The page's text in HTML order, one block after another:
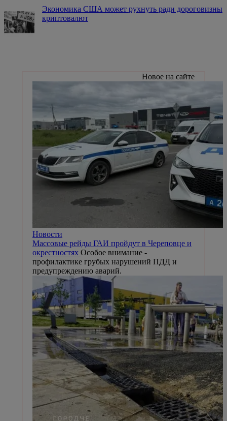
Экономика США может рухнуть ради дороговизны
криптовалют
Новое на сайте
Новости
Массовые рейды ГАИ пройдут в Череповце и
окрестностях Особое внимание -
профилактике грубых нарушений ПДД и
предупреждению аварий.